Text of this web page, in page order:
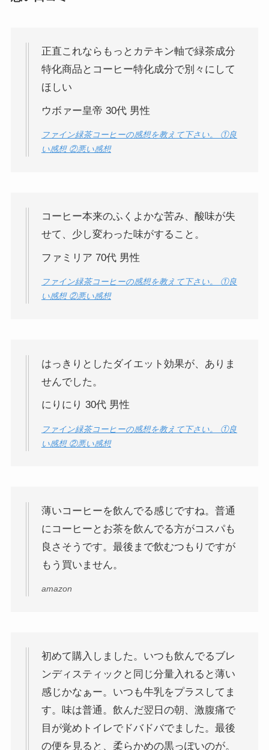
正直これならもっとカテキン軸で緑茶成分
特化商品とコーヒー特化成分で別々にして
ほしい
ウボァー皇帝 30代 男性
ファイン緑茶コーヒーの感想を教えて下さい。 ①良
い感想 ②悪い感想
コーヒー本来のふくよかな苦み、酸味が失
せて、少し変わった味がすること。
ファミリア 70代 男性
ファイン緑茶コーヒーの感想を教えて下さい。 ①良
い感想 ②悪い感想
はっきりとしたダイエット効果が、ありま
せんでした。
にりにり 30代 男性
ファイン緑茶コーヒーの感想を教えて下さい。 ①良
い感想 ②悪い感想
薄いコーヒーを飲んでる感じですね。普通
にコーヒーとお茶を飲んでる方がコスパも
良さそうです。最後まで飲むつもりですが
もう買いません。
amazon
初めて購入しました。いつも飲んでるブレ
ンディスティックと同じ分量入れると薄い
感じかなぁー。いつも牛乳をプラスしてま
す。味は普通。飲んだ翌日の朝、激腹痛で
目が覚めトイレでドバドバでました。最後
の便を見ると、柔らかめの黒っぽいのが。